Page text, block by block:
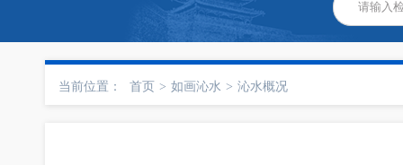
当前位置： 首页 > 如画沁水 > 沁水概况